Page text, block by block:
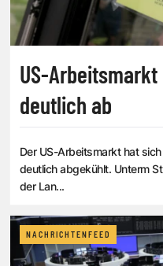
US-
deutlich ab
Der US-Arbeitsmarkt hat
deutlich abgekühlt. Unterm
der Lan...
NACHRICHTENFEED